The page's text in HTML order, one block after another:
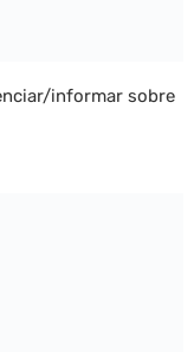
informar sobre